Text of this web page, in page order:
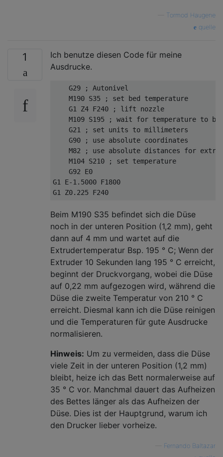
Tormod Haugene
quelle
1
Ich benutze diesen Code für meine
Ausdrucke.
    G29 ; Autonivel
    M190 S35 ; set bed temperature
    G1 Z4 F240 ; lift nozzle
M109 S195 ; wait for temperature to be
    G21 ; set units to millimeters
    G90 ; use absolute coordinates
M82 ; use absolute distances for
    M104 S210 ; set temperature
    G92 E0
G1 E-1.5000 F1800
Beim M190 S35 befindet sich die Düse
noch in der unteren Position (1,2 mm), geht
dann auf 4 mm und wartet auf die
Extrudertemperatur Bsp. 195 ° C; Wenn der
Extruder 10 Sekunden lang 195 ° C erreicht,
beginnt der Druckvorgang, wobei die Düse
auf 0,22 mm aufgezogen wird, während die
Düse die zweite Temperatur von 210 ° C
erreicht. Diesmal kann ich die Düse reinigen
und die Temperaturen für gute Ausdrucke
normalisieren.
Hinweis: Um zu vermeiden, dass die Düse
viele Zeit in der unteren Position (1,2 mm)
bleibt, heize ich das Bett normalerweise auf
35 ° C vor. Manchmal dauert das Aufheizen
des Bettes länger als das Aufheizen der
Düse. Dies ist der Hauptgrund, warum ich
den Drucker lieber vorheize.
Fernando Baltazar